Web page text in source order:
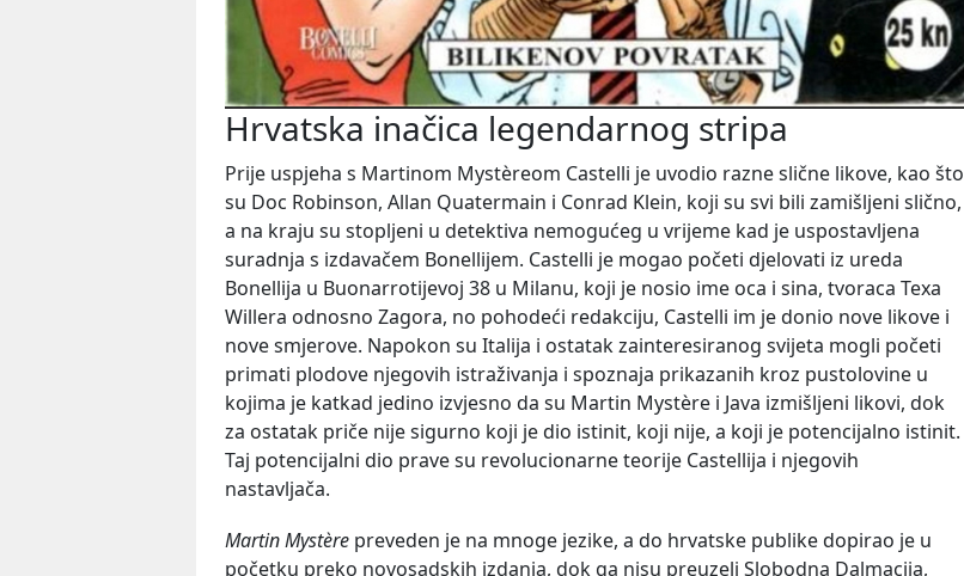
Hrvatska inačica legendarnog stripa
Prije uspjeha s Martinom Mystèreom Castelli je uvodio razne slične likove, kao što
su Doc Robinson, Allan Quatermain i Conrad Klein, koji su svi bili zamišljeni slično,
a na kraju su stopljeni u detektiva nemogućeg u vrijeme kad je uspostavljena
suradnja s izdavačem Bonellijem. Castelli je mogao početi djelovati iz ureda
Bonellija u Buonarrotijevoj 38 u Milanu, koji je nosio ime oca i sina, tvoraca Texa
Willera odnosno Zagora, no pohodeći redakciju, Castelli im je donio nove likove i
nove smjerove. Napokon su Italija i ostatak zainteresiranog svijeta mogli početi
primati plodove njegovih istraživanja i spoznaja prikazanih kroz pustolovine u
kojima je katkad jedino izvjesno da su Martin Mystère i Java izmišljeni likovi, dok
za ostatak priče nije sigurno koji je dio istinit, koji nije, a koji je potencijalno istinit.
Taj potencijalni dio prave su revolucionarne teorije Castellija i njegovih
nastavljača.
Martin Mystère preveden je na mnoge jezike, a do hrvatske publike dopirao je u
početku preko novosadskih izdanja, dok ga nisu preuzeli Slobodna Dalmacija,